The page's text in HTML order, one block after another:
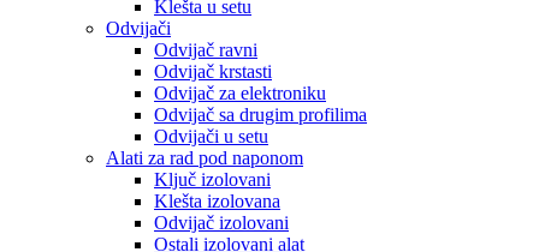
Klešta u setu
Odvijači
Odvijač ravni
Odvijač krstasti
Odvijač za elektroniku
Odvijač sa drugim profilima
Odvijači u setu
Alati za rad pod naponom
Ključ izolovani
Klešta izolovana
Odvijač izolovani
Ostali izolovani alat